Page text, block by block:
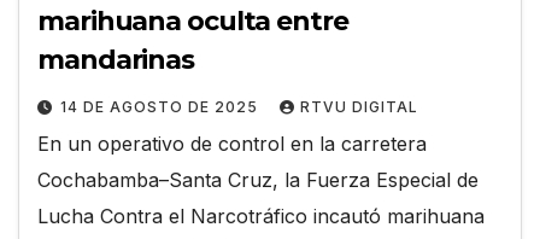
marihuana oculta entre
mandarinas
14 DE AGOSTO DE 2025 RTVU DIGITAL
En un operativo de control en la carretera
Cochabamba–Santa Cruz, la Fuerza Especial de
Lucha Contra el Narcotráfico incautó marihuana